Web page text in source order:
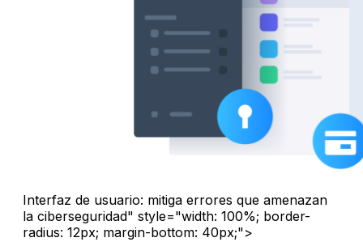
Interfaz de usuario: mitiga errores que amenazan
la ciberseguridad" style="width: 100%; border-
radius: 12px; margin-bottom: 40px;">